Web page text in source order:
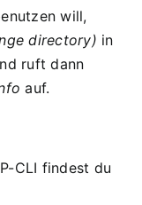
will,
directory) in
ruft dann
auf.
CLI findest du